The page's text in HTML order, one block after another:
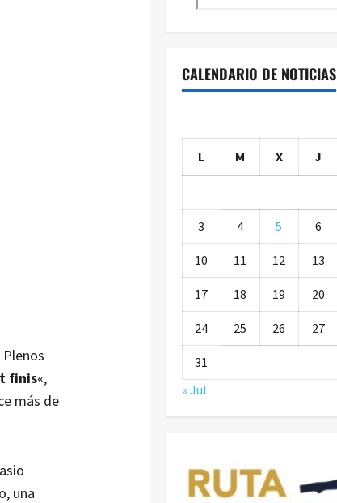
finis«,
más de
una
CALENDARIO DE NOTICIAS
L M X J
3 4 5 6
10 11 12 13
17 18 19 20
24 25 26 27
31
« Jul